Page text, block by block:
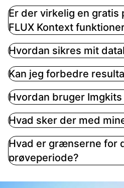
Er der virkelig en gratis
FLUX Kontext
Hvordan sikres mit
Kan jeg forbedre
Hvordan bruger Imgkits
Hvad sker der med
Hvad er grænserne for
prøveperiode?